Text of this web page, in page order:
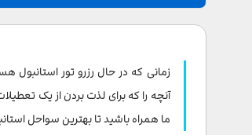
سواحل استانبول
ساحل بورک | Burç Beach
ساحل سولار | Solar Beach
زمانی که در حال رزرو تور
آنچه را که برای لذت بردن از یک
ما همراه باشید تا بهترین سواحل